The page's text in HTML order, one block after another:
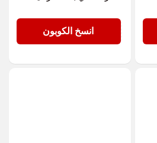
ET96انسخ الكوبون